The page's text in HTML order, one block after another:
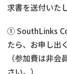
求書を送付いた
① SouthLinks
たら、お申し出
（参加費は非
さい。）